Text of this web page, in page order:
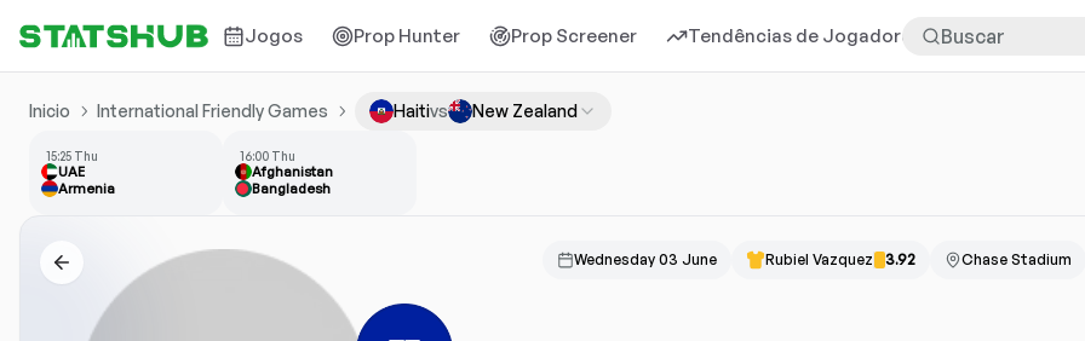
Jogos Prop Hunter Prop Screener Tendências de Jogadores Mais
Inicio International Friendly Games Haitivs New Zealand
15:25 Thu
UAE
Armenia
16:00 Thu
Afghanistan
Bangladesh
Wednesday 03 June Rubiel Vazquez 3.92 Chase Stadium